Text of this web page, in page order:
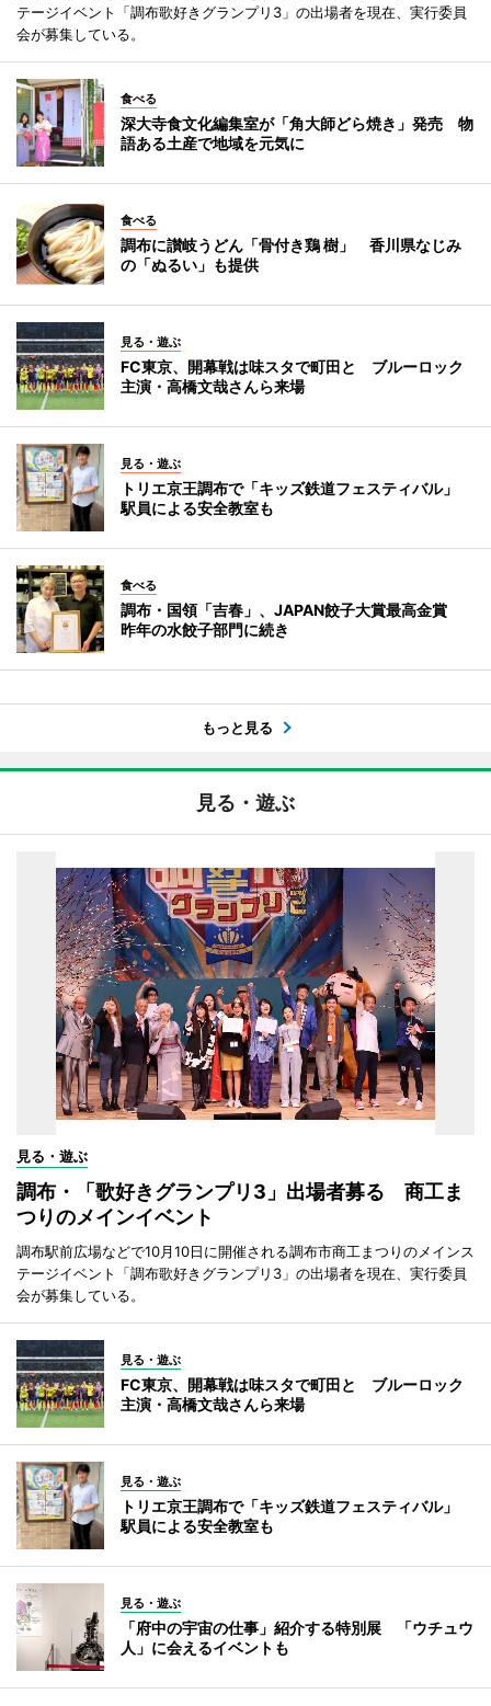
テージイベント「調布歌好きグランプリ3」の出場者を現在、実行委員
会が募集している。
食べる
深大寺食文化編集室が「角大師どら焼き」発売 物
語ある土産で地域を元気に
食べる
調布に讃岐うどん「骨付き鶏 樹」 香川県なじみ
の「ぬるい」も提供
見る・遊ぶ
FC東京、開幕戦は味スタで町田と ブルーロック
主演・高橋文哉さんら来場
見る・遊ぶ
トリエ京王調布で「キッズ鉄道フェスティバル」
駅員による安全教室も
食べる
調布・国領「吉春」、JAPAN餃子大賞最高金賞
昨年の水餃子部門に続き
もっと見る
見る・遊ぶ
見る・遊ぶ
調布・「歌好きグランプリ3」出場者募る 商工ま
つりのメインイベント
調布駅前広場などで10月10日に開催される調布市商工まつりのメインス
テージイベント「調布歌好きグランプリ3」の出場者を現在、実行委員
会が募集している。
見る・遊ぶ
FC東京、開幕戦は味スタで町田と ブルーロック
主演・高橋文哉さんら来場
見る・遊ぶ
トリエ京王調布で「キッズ鉄道フェスティバル」
駅員による安全教室も
見る・遊ぶ
「府中の宇宙の仕事」紹介する特別展 「ウチュウ
人」に会えるイベントも